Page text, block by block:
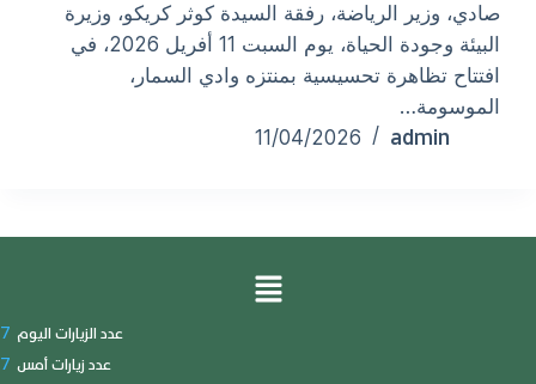
صادي، وزير الرياضة، رفقة السيدة كوثر كريكو، وزيرة
البيئة وجودة الحياة، يوم السبت 11 أفريل 2026، في
افتتاح تظاهرة تحسيسية بمنتزه وادي السمار،
الموسومة…
admin
11/04/2026
عدد الزيارات اليوم 7
عدد زيارات أمس 7